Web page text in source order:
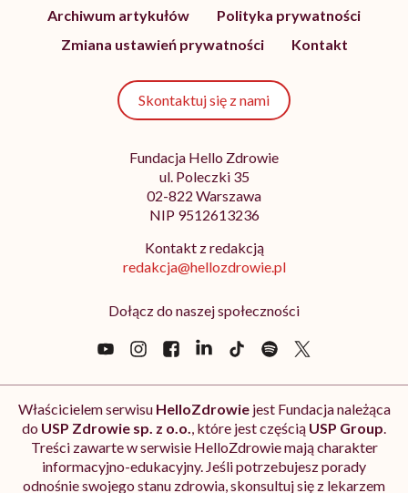
Archiwum artykułów
Polityka prywatności
Zmiana ustawień prywatności
Kontakt
Skontaktuj się z nami
Fundacja Hello Zdrowie
ul. Poleczki 35
02-822 Warszawa
NIP 9512613236
Kontakt z redakcją
redakcja@hellozdrowie.pl
Dołącz do naszej społeczności
Właścicielem serwisu HelloZdrowiejest Fundacja należąca
do USP Zdrowie sp. z o.o., które jest częścią USP Group.
Treści zawarte w serwisie HelloZdrowie mają charakter
informacyjno-edukacyjny. Jeśli potrzebujesz porady
odnośnie swojego stanu zdrowia, skonsultuj się z lekarzem